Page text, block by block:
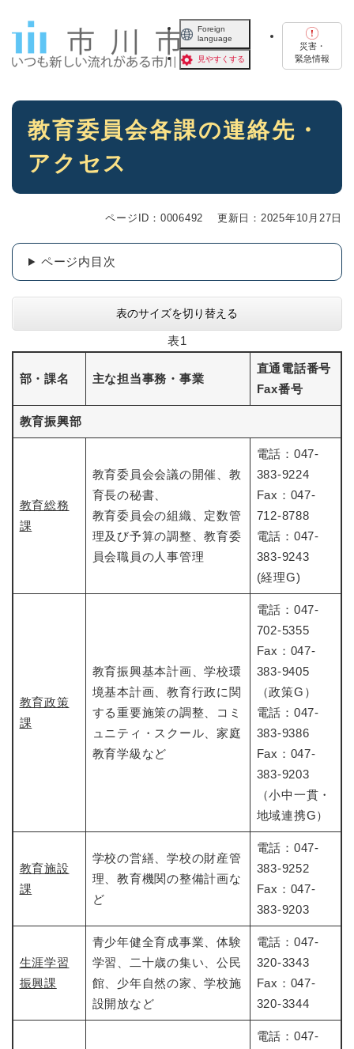
Foreign
language
見やすくする
災害・
緊急情報
本
教育委員会各課の連絡先・
アクセス
ページID：0006492 更新日：2025年10月27日
ページ内目次
表のサイズを切り替える
表1
部・課名 主な担当事務・事業
直通電話番号
Fax番号
教育振興部
教育総務
課
教育委員会会議の開催、教
育長の秘書、
教育委員会の組織、定数管
理及び予算の調整、教育委
員会職員の人事管理
電話：047-
383-9224
Fax：047-
712-8788
電話：047-
383-9243
(経理G)
教育政策
課
教育振興基本計画、学校環
境基本計画、教育行政に関
する重要施策の調整、コミ
ュニティ・スクール、家庭
教育学級など
電話：047-
702-5355
Fax：047-
383-9405
（政策G）
電話：047-
383-9386
Fax：047-
383-9203
（小中一貫・
地域連携G）
教育施設
課
学校の営繕、学校の財産管
理、教育機関の整備計画な
ど
電話：047-
383-9252
Fax：047-
383-9203
生涯学習
振興課
青少年健全育成事業、体験
学習、二十歳の集い、公民
館、少年自然の家、学校施
設開放など
電話：047-
320-3343
Fax：047-
320-3344
電話：047-